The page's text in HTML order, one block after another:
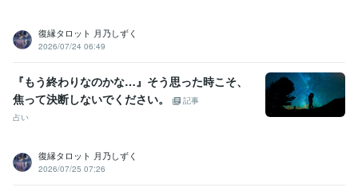
復縁タロット 月乃しずく
2026/07/24 06:49
『もう終わりなのかな…』そう思った時こそ、
焦って決断しないでください。
記事
占い
復縁タロット 月乃しずく
2026/07/25 07:26